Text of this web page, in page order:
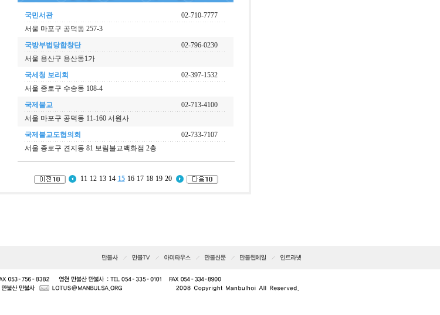
국민서관
02-710-7777
서울 마포구 공덕동 257-3
국방부법당합창단
02-796-0230
서울 용산구 용산동1가
국세청 보리회
02-397-1532
서울 종로구 수송동 108-4
국제불교
02-713-4100
서울 마포구 공덕동 11-160 서원사
국제불교도협의회
02-733-7107
서울 종로구 견지동 81 보림불교백화점 2층
11 12 13 14 15 16 17 18 19 20